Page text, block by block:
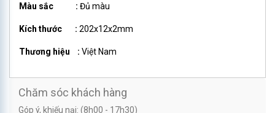
Màu sắc : Đủ màu
Kích thước : 202x12x2mm
Thương hiệu : Việt Nam
Chăm sóc khách hàng
Góp ý, khiếu nại: (8h00 - 17h30)